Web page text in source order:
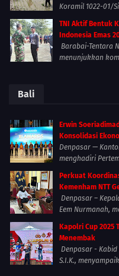
Koramil 1022-01/
TNI Aktif Bentuk
Indonesia Emas
Barabai-Tentara
menunjukkan
Bali
Erwin
Konsolidasi
Denpasar —
menghadiri
Perkuat
Kemenham NTT
Denpasar –
Eem Nurmanah,
Kapolri Cup 2025
Menembak
Denpasar - Kabid
S.I.K.,